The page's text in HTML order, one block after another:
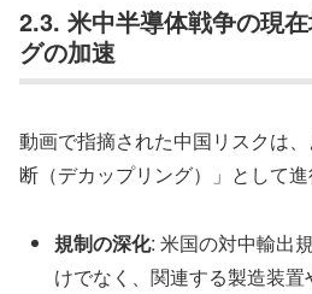
2.3. 米中半導体戦争の現
グの加速
動画で指摘された中国リスクは
断（デカップリング）」として進
規制の深化: 米国の対中輸出
けでなく、関連する製造装